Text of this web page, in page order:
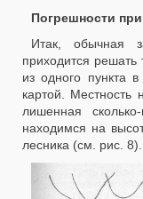
Погрешности
Итак, обычная
приходится решать
из одного пункта
картой. Местность
лишенная
находимся на
лесника (см. рис. 8).